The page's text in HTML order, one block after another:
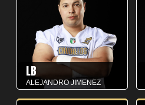
LB
ALEJANDRO JIMENEZ